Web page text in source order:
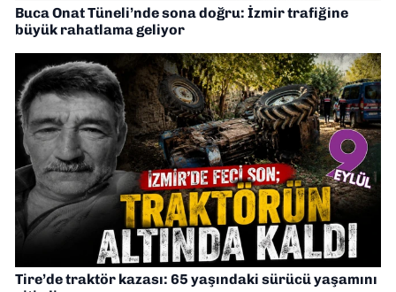
Buca Onat Tüneli’nde sona doğru: İzmir trafiğine
büyük rahatlama geliyor
Tire’de traktör kazası: 65 yaşındaki sürücü yaşamını